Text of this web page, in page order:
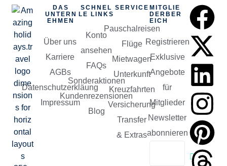
DAS
UNTERN
EHMEN
Über uns
Karriere
AGBs
Datenschutzerkläung
Impressum
SCHNEL
LE LINKS
Konto
ansehen
FAQs
Sonderaktionen
Kundenrezensionen
Blog
SERVICE
Pauschalreisen
Flüge
Mietwagen
Unterkunft
Kreuzfahrten
Versicherung
Transfer
& Extras
MITGLIE
DERBER
EICH
Registrieren
Exklusive
Angebote
für
Mitglieder
Newsletter
abonnieren